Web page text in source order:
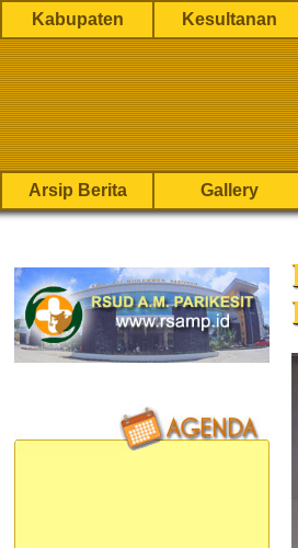
Kabupaten Kesultanan
Arsip Berita Gallery